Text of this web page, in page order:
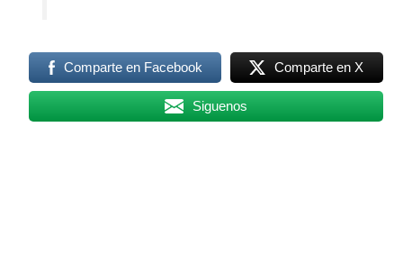
Comparte en Facebook Comparte en X
Siguenos